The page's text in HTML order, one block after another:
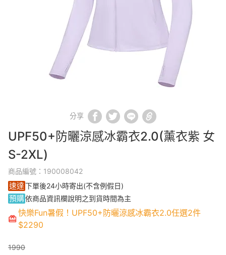
分享
UPF50+防曬涼感冰霸衣2.0(薰衣紫 女
S-2XL)
商品編號：190008042
速達下單後24小時寄出(不含例假日)
預購依商品資訊欄說明之到貨時間為主
快樂Fun暑假！UPF50+防曬涼感冰霸衣2.0任選2件
$2290
1990